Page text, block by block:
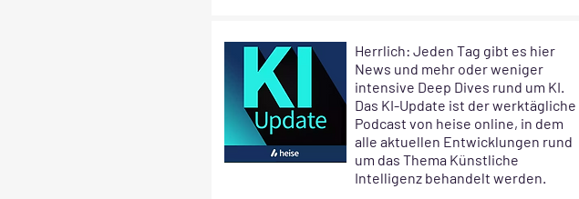
Herrlich: Jeden Tag gibt es hier
News und mehr oder weniger
intensive Deep Dives rund um KI.
Das KI-Update ist der werktägliche
Podcast von heise online, in dem
alle aktuellen Entwicklungen rund
um das Thema Künstliche
Intelligenz behandelt werden.